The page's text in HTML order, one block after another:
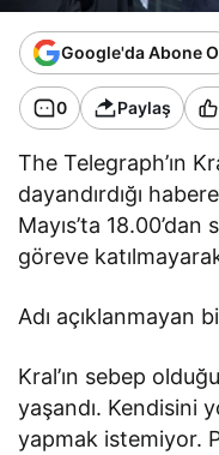
Google'da Abone
0 Paylaş
The Telegraph’ın
dayandırdığı
Mayıs’ta
göreve
Adı açıklanmayan
Kral’ın sebep
yaşandı. Kendisini
yapmak istemiyor.